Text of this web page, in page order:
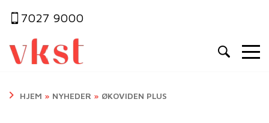
7027 9000
HJEM » NYHEDER » ØKOVIDEN PLUS